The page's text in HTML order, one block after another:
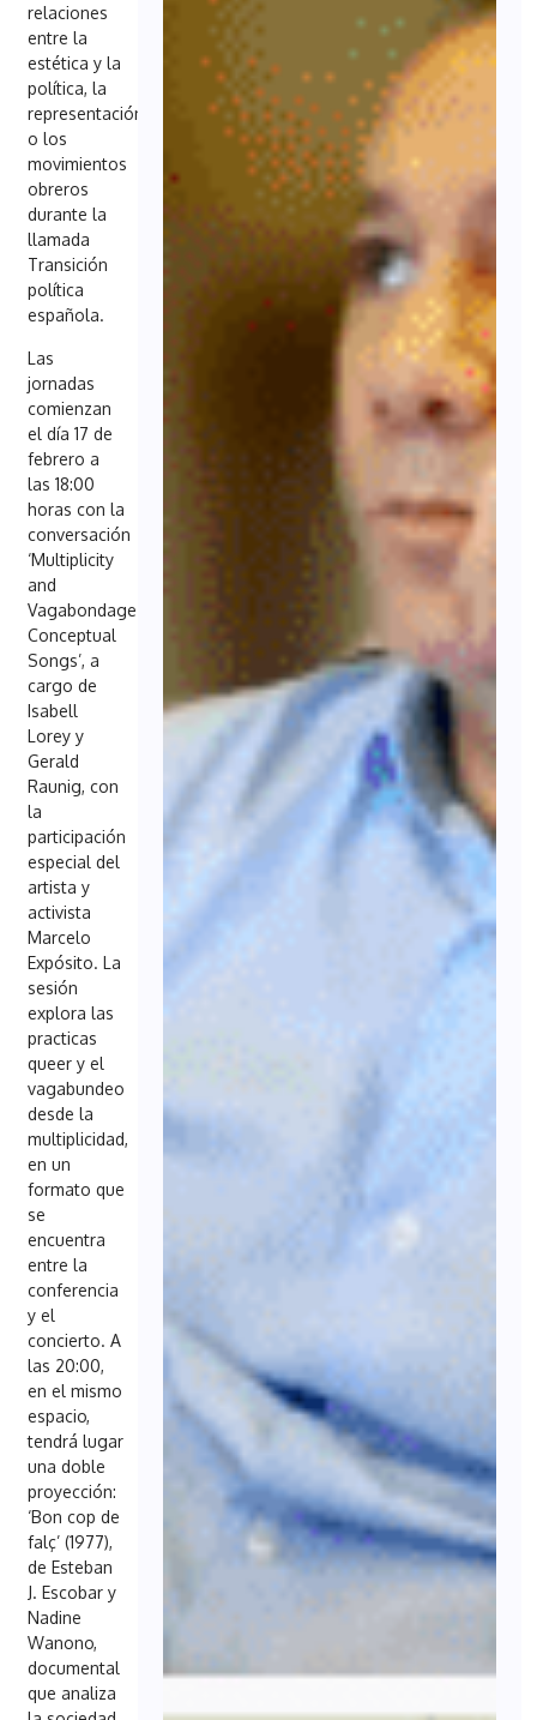
relaciones
entre la
estética y la
política, la
representación
o los
movimientos
obreros
durante la
llamada
Transición
política
española.
Las
jornadas
comienzan
el día 17 de
febrero a
las 18:00
horas con la
conversación
‘Multiplicity
and
Vagabondage.
Conceptual
Songs’, a
cargo de
Isabell
Lorey y
Gerald
Raunig, con
la
participación
especial del
artista y
activista
Marcelo
Expósito. La
sesión
explora las
practicas
queer y el
vagabundeo
desde la
multiplicidad,
en un
formato que
se
encuentra
entre la
conferencia
y el
concierto. A
las 20:00,
en el mismo
espacio,
tendrá lugar
una doble
proyección:
‘Bon cop de
falç’ (1977),
de Esteban
J. Escobar y
Nadine
Wanono,
documental
que analiza